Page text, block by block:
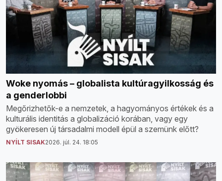
Woke nyomás – globalista kultúragyilkosság és
a genderlobbi
Megőrizhetők-e a nemzetek, a hagyományos értékek és a
kulturális identitás a globalizáció korában, vagy egy
gyökeresen új társadalmi modell épül a szemünk előtt?
NYÍLT SISAK2026. júl. 24. 18:05